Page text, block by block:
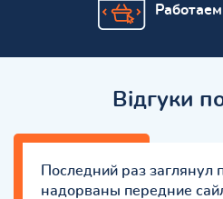
Відгуки
Последний раз
надорваны передние